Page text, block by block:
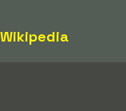
Wikipedia